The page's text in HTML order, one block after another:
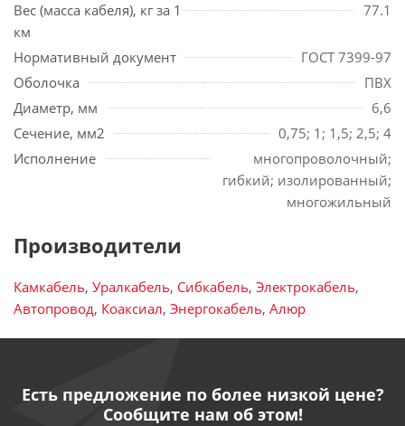
Вес (масса кабеля), кг за 1
км
77.1
Нормативный документ
ГОСТ 7399-97
Оболочка
ПВХ
Диаметр, мм
6,6
Сечение, мм2
0,75; 1; 1,5; 2,5; 4
Исполнение
многопроволочный;
гибкий; изолированный;
многожильный
Производители
Камкабель, Уралкабель, Сибкабель, Электрокабель,
Автопровод, Коаксиал, Энергокабель, Алюр
Есть предложение по более низкой цене?
Сообщите нам об этом!